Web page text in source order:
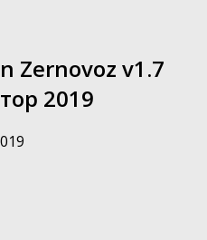
Zernovoz v1.7
2019